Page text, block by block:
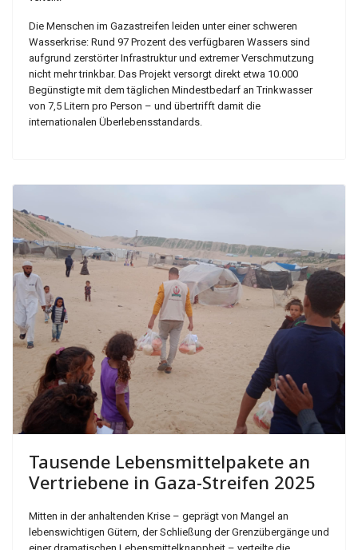
Die Menschen im Gazastreifen leiden unter einer schweren
Wasserkrise: Rund 97 Prozent des verfügbaren Wassers sind
aufgrund zerstörter Infrastruktur und extremer Verschmutzung
nicht mehr trinkbar. Das Projekt versorgt direkt etwa 10.000
Begünstigte mit dem täglichen Mindestbedarf an Trinkwasser
von 7,5 Litern pro Person – und übertrifft damit die
internationalen Überlebensstandards.
Tausende Lebensmittelpakete an
Vertriebene in Gaza-Streifen 2025
Mitten in der anhaltenden Krise – geprägt von Mangel an
lebenswichtigen Gütern, der Schließung der Grenzübergänge und